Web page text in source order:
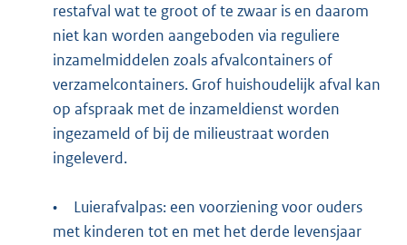
restafval wat te groot of te zwaar is en daarom
niet kan worden aangeboden via reguliere
inzamelmiddelen zoals afvalcontainers of
verzamelcontainers. Grof huishoudelijk afval kan
op afspraak met de inzameldienst worden
ingezameld of bij de milieustraat worden
ingeleverd.
•
Luierafvalpas: een voorziening voor ouders
met kinderen tot en met het derde levensjaar